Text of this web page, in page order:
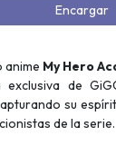
Encargar
anime My Hero
de
su
de la serie.